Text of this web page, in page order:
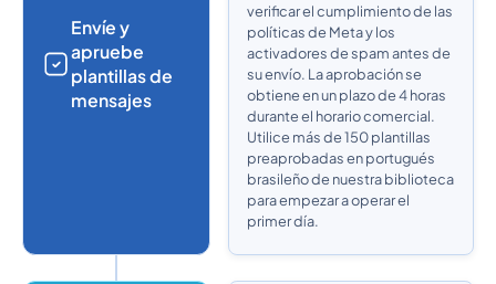
Envíe y
apruebe
plantillas de
mensajes
verificar el cumplimiento de las
políticas de Meta y los
activadores de spam antes de
su envío. La aprobación se
obtiene en un plazo de 4 horas
durante el horario comercial.
Utilice más de 150 plantillas
preaprobadas en portugués
brasileño de nuestra biblioteca
para empezar a operar el
primer día.